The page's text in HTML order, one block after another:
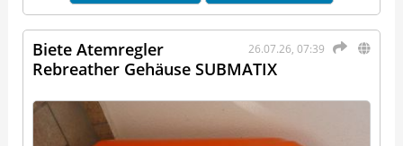
26.07.26, 07:39
Biete Atemregler
Rebreather Gehäuse SUBMATIX